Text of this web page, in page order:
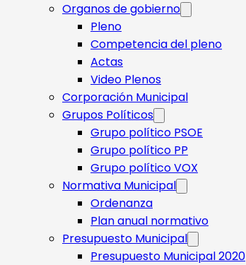
Organos de gobierno
Pleno
Competencia del pleno
Actas
Video Plenos
Corporación Municipal
Grupos Políticos
Grupo político PSOE
Grupo político PP
Grupo político VOX
Normativa Municipal
Ordenanza
Plan anual normativo
Presupuesto Municipal
Presupuesto Municipal 2020